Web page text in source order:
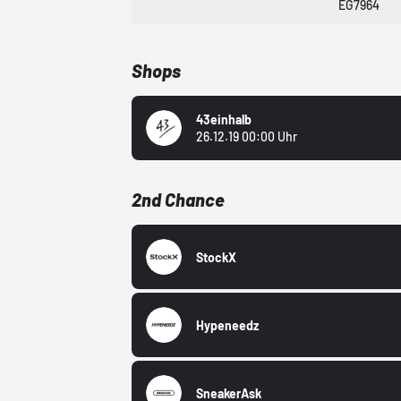
EG7964
Shops
43einhalb
26.12.19 00:00 Uhr
2nd Chance
StockX
Hypeneedz
SneakerAsk